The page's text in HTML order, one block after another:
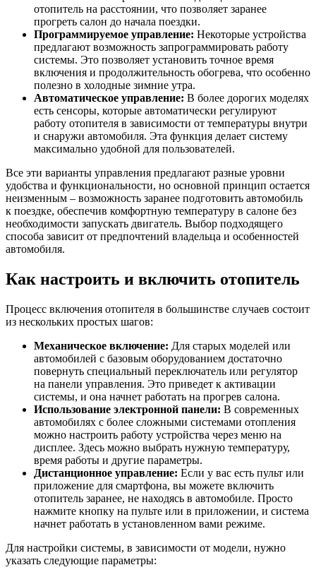
отопитель на расстоянии, что позволяет заранее
прогреть салон до начала поездки.
Программируемое управление: Некоторые устройства
предлагают возможность запрограммировать работу
системы. Это позволяет установить точное время
включения и продолжительность обогрева, что особенно
полезно в холодные зимние утра.
Автоматическое управление: В более дорогих моделях
есть сенсоры, которые автоматически регулируют
работу отопителя в зависимости от температуры внутри
и снаружи автомобиля. Эта функция делает систему
максимально удобной для пользователей.
Все эти варианты управления предлагают разные уровни
удобства и функциональности, но основной принцип остается
неизменным – возможность заранее подготовить автомобиль
к поездке, обеспечив комфортную температуру в салоне без
необходимости запускать двигатель. Выбор подходящего
способа зависит от предпочтений владельца и особенностей
автомобиля.
Как настроить и включить отопитель
Процесс включения отопителя в большинстве случаев состоит
из нескольких простых шагов:
Механическое включение: Для старых моделей или
автомобилей с базовым оборудованием достаточно
повернуть специальный переключатель или регулятор
на панели управления. Это приведет к активации
системы, и она начнет работать на прогрев салона.
Использование электронной панели: В современных
автомобилях с более сложными системами отопления
можно настроить работу устройства через меню на
дисплее. Здесь можно выбрать нужную температуру,
время работы и другие параметры.
Дистанционное управление: Если у вас есть пульт или
приложение для смартфона, вы можете включить
отопитель заранее, не находясь в автомобиле. Просто
нажмите кнопку на пульте или в приложении, и система
начнет работать в установленном вами режиме.
Для настройки системы, в зависимости от модели, нужно
указать следующие параметры: